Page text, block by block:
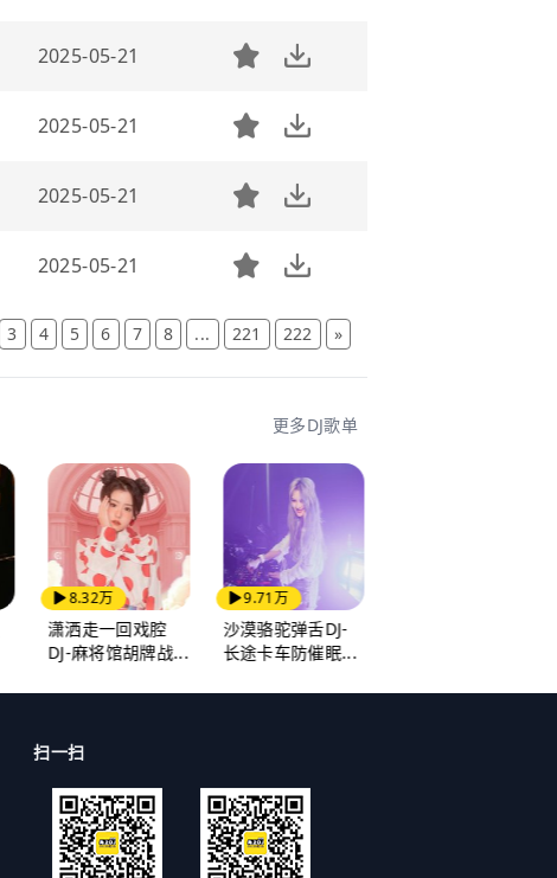
2025-05-21
2025-05-21
2025-05-21
2025-05-21
3 4 5 6 7 8 ... 221 222 »
更多DJ歌单
8.32万
潇洒走一回戏腔
DJ-麻将馆胡牌战...
9.71万
沙漠骆驼弹舌DJ-
长途卡车防催眠...
扫一扫